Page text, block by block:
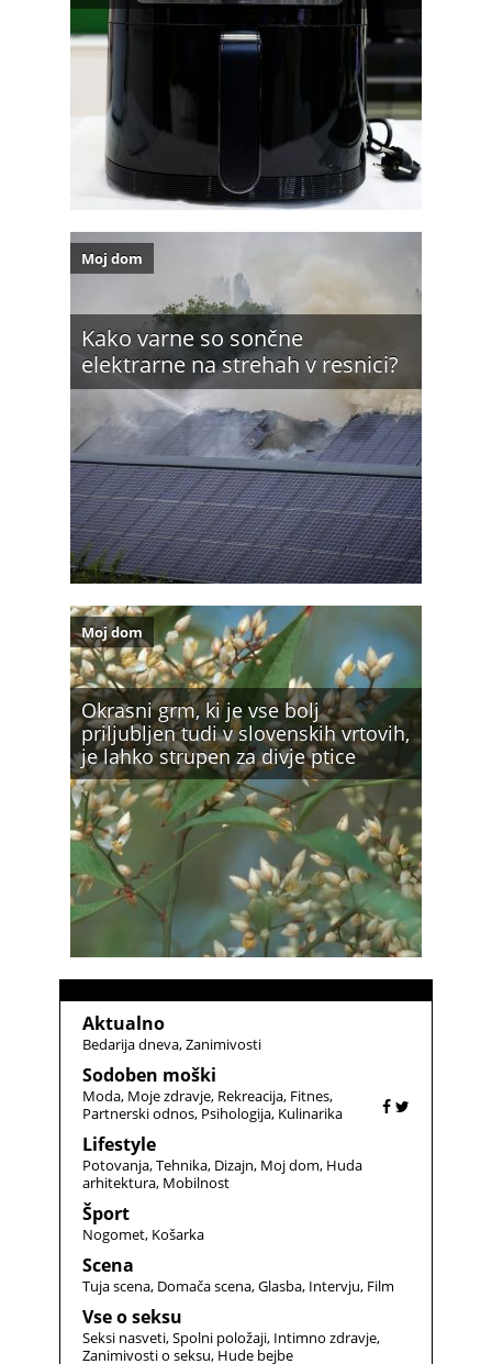
Kako varne so sončne
elektrarne na strehah v resnici?
Moj dom
Okrasni grm, ki je vse bolj
priljubljen tudi v slovenskih vrtovih,
je lahko strupen za divje ptice
Moj dom
Aktualno
Bedarija dneva Zanimivosti
Sodoben moški
Moda Moje zdravje Rekreacija Fitnes
Partnerski odnos Psihologija Kulinarika
Lifestyle
Potovanja Tehnika Dizajn Moj dom Huda
arhitektura Mobilnost
Šport
Nogomet Košarka
Scena
Tuja scena Domača scena Glasba Intervju Film
Vse o seksu
Seksi nasveti Spolni položaji Intimno zdravje
Zanimivosti o seksu Hude bejbe